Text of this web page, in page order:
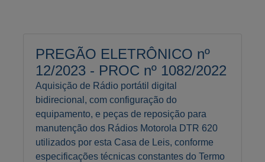
PREGÃO ELETRÔNICO nº
12/2023 - PROC nº 1082/2022
Aquisição de Rádio portátil digital
bidirecional, com configuração do
equipamento, e peças de reposição para
manutenção dos Rádios Motorola DTR 620
utilizados por esta Casa de Leis, conforme
especificações técnicas constantes do Termo